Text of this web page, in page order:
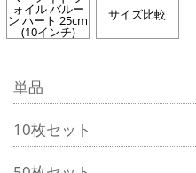
ォイル バルー
ン ハート 25cm
(10インチ)
サイズ比較
単品
10枚セット